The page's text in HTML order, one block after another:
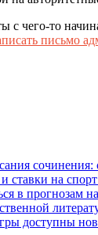
чего-то
письмо
сочинения:
ставки на
в прогнозам
доступны